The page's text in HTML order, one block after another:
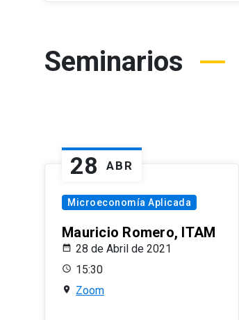
Seminarios
28 ABR
Microeconomía Aplicada
Mauricio Romero, ITAM
28 de Abril de 2021
15:30
Zoom